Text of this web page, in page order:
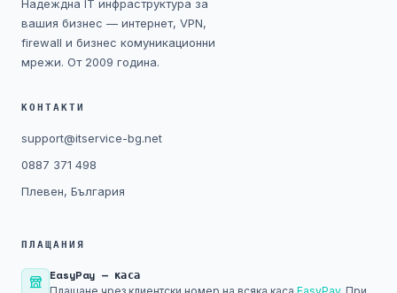
Надеждна IT инфраструктура за
вашия бизнес — интернет, VPN,
firewall и бизнес комуникационни
мрежи. От 2009 година.
КОНТАКТИ
support@itservice-bg.net
0887 371 498
Плевен, България
ПЛАЩАНИЯ
EasyPay — каса